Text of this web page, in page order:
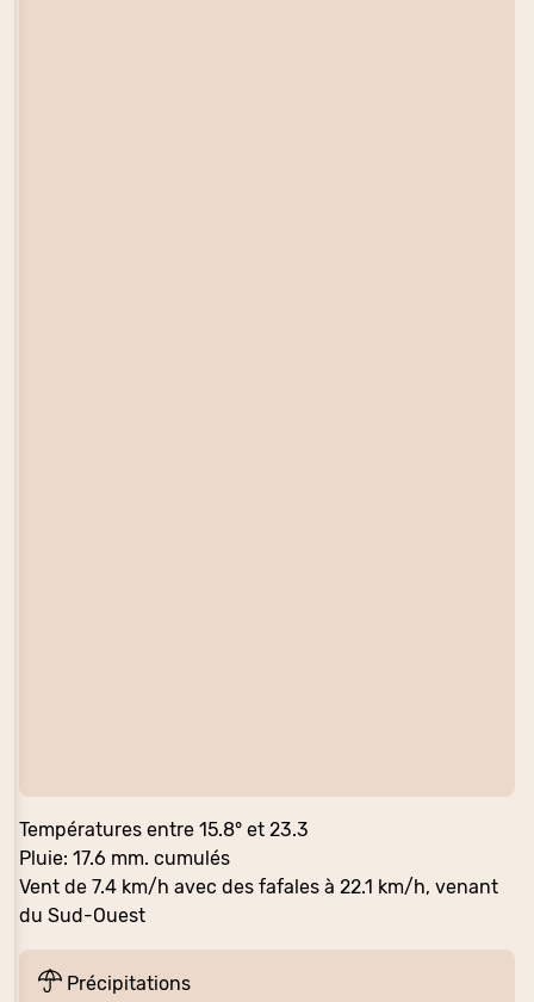
Températures entre 15.8° et 23.3
Pluie: 17.6 mm. cumulés
Vent de 7.4 km/h avec des fafales à 22.1 km/h, venant
du Sud-Ouest
Précipitations